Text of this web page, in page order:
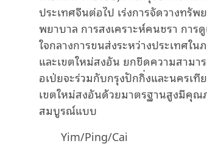
ประเทศจีนต่อไป เร่งการจัดวางทรั
พยาบาล การสงเคราะห์คนชรา การ
ใจกลางการขนส่งระหว่างประเทศใ
และเขตใหม่สงอัน ยกขีดความสาม
อเป่ยจะร่วมกับกรุงปักกิ่งและนครเที
เขตใหม่สงอันด้วยมาตรฐานสูงมีคุ
สมบูรณ์แบบ
Yim/Ping/Cai